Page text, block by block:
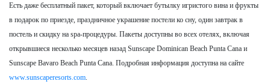
Есть даже бесплатный пакет, который включает бутылку игристого вина и фрукты
в подарок по приезде, праздничное украшение постели ко сну, один завтрак в
постель и скидку на spa-процедуры. Пакеты доступны во всех отелях, включая
открывшиеся несколько месяцев назад Sunscape Dominican Beach Punta Cana и
Sunscape Bavaro Beach Punta Cana. Подробная информация доступна на сайте
www.sunscaperesorts.com